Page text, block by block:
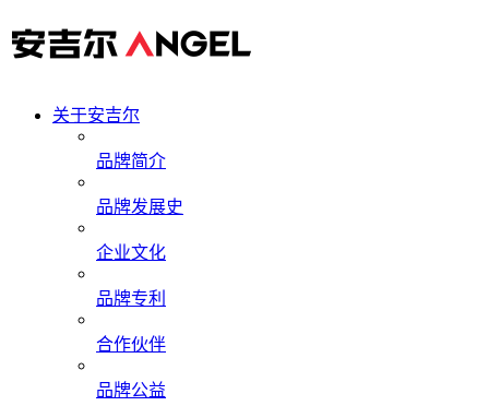
关于安吉尔
品牌简介
品牌发展史
企业文化
品牌专利
合作伙伴
品牌公益